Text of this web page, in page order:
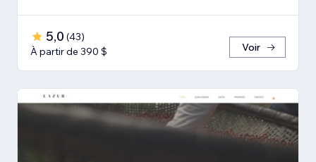
5,0 (43)
À partir de 390 $
Voir